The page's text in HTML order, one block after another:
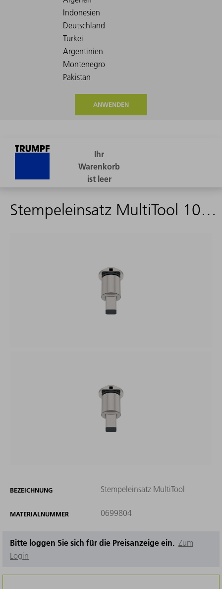
ANWENDEN
Stempeleinsatz MultiTool 10-fach (Form 10)
BEZEICHNUNG Stempeleinsatz MultiTool
MATERIALNUMMER 0699804
Bitte loggen Sie sich für die Preisanzeige ein. Zum
Login